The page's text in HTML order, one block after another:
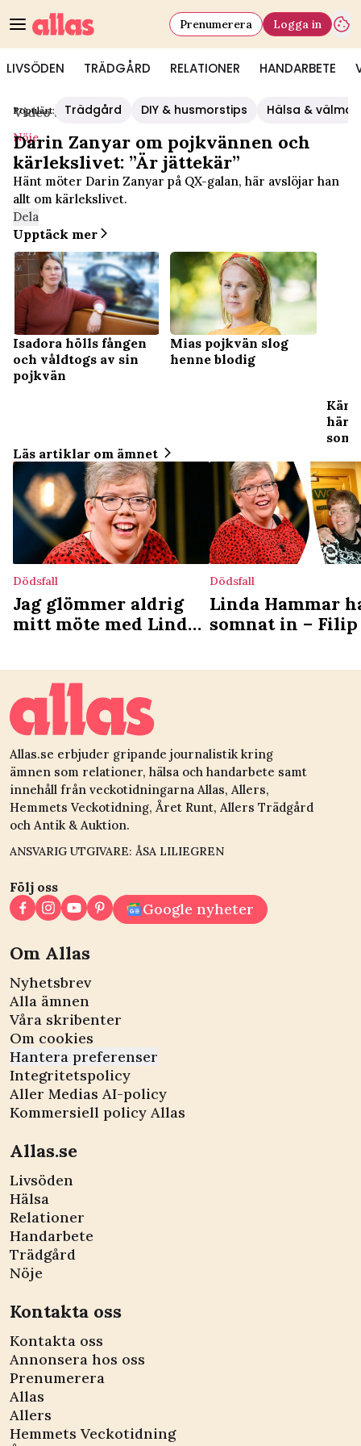
LIVSÖDEN TRÄDGÅRD RELATIONER HANDARBETE
Prenumerera Logga in
Populärt: Trädgård DIY & husmorstips Hälsa &
Video Start/Nöje
Nöje
Darin Zanyar om pojkvännen och
kärlekslivet: ”Är jättekär”
Hänt möter Darin Zanyar på QX-galan, här avslöjar han
allt om kärlekslivet.
Dela
Upptäck mer
Isadora hölls fången
och våldtogs av sin
pojkvän
Mias pojkvän slog
henne blodig
här
Läs artiklar om ämnet
Dödsfall
Jag glömmer aldrig
mitt möte med Linda
hon mig
Dödsfall
Linda Hammar
somnat in –
livet: ”Jag var
Allas.se erbjuder gripande journalistik kring
ämnen som relationer, hälsa och handarbete samt
innehåll från veckotidningarna Allas, Allers,
Hemmets Veckotidning, Året Runt, Allers Trädgård
och Antik & Auktion.
ANSVARIG UTGIVARE: ÅSA LILIEGREN
Följ oss
Google nyheter
Om Allas
Nyhetsbrev
Alla ämnen
Våra skribenter
Om cookies
Hantera preferenser
Integritetspolicy
Aller Medias AI-policy
Kommersiell policy Allas
Allas.se
Livsöden
Hälsa
Relationer
Handarbete
Trädgård
Nöje
Kontakta oss
Kontakta oss
Annonsera hos oss
Prenumerera
Allas
Allers
Hemmets Veckotidning